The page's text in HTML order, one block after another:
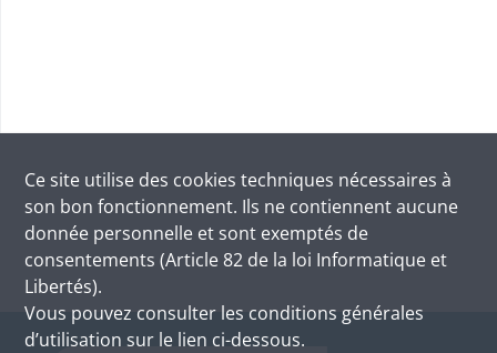
Ce site utilise des cookies techniques nécessaires à
son bon fonctionnement. Ils ne contiennent aucune
donnée personnelle et sont exemptés de
consentements (Article 82 de la loi Informatique et
Libertés).
Vous pouvez consulter les conditions générales
d’utilisation sur le lien ci-dessous.